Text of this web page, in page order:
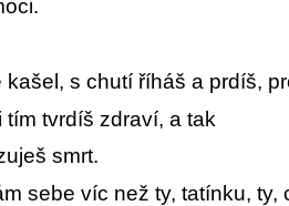
kašel, s chutí říháš a prdíš,
tím tvrdíš zdraví, a tak
smrt.
sebe víc než ty, tatínku, ty,